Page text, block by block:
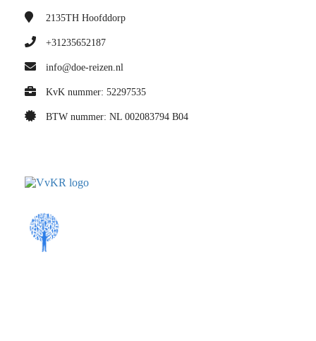
2135TH Hoofddorp
+31235652187
info@doe-reizen.nl
KvK nummer: 52297535
BTW nummer: NL 002083794 B04